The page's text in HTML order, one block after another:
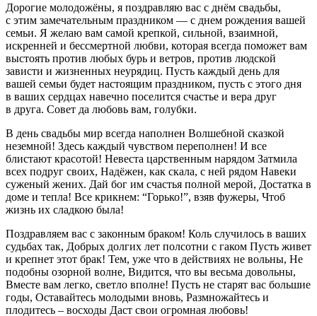
Дорогие молодожёны, я поздравляю вас с днём свадьбы,
с этим замечательным праздником — с днем рождения вашей
семьи. Я желаю вам самой крепкой, сильной, взаимной,
искренней и бессмертной любви, которая всегда поможет вам
выстоять против любых бурь и ветров, против людской
зависти и жизненных неурядиц. Пусть каждый день для
вашей семьи будет настоящим праздником, пусть с этого дня
в ваших сердцах навечно поселится счастье и вера друг
в друга. Совет да любовь вам, голубки.
В день свадьбы мир всегда наполнен Волшебной сказкой
неземной! Здесь каждый чувством переполнен! И все
блистают красотой! Невеста царственным нарядом Затмила
всех подруг своих, Надёжен, как скала, с ней рядом Навеки
суженый жених. Дай бог им счастья полной мерой, Достатка в
доме и тепла! Все крикнем: “Горько!”, взяв фужеры, Чтоб
жизнь их сладкою была!
Поздравляем вас с законным браком! Коль случилось в ваших
судьбах так, Добрых долгих лет полсотни с гаком Пусть живет
и крепнет этот брак! Тем, уже что в действиях не вольны, Не
подобны озорной волне, Видится, что вы весьма довольны,
Вместе вам легко, светло вполне! Пусть не старят вас большие
годы, Оставайтесь молодыми вновь, Размножайтесь и
плодитесь – восходы Даст свои огромная любовь!